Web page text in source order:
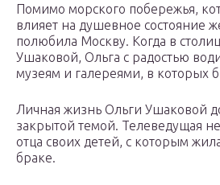
Помимо морского побережья,
влияет на душевное состояние
полюбила Москву. Когда в
Ушаковой, Ольга с радостью
музеям и галереями, в которых
Личная жизнь Ольги Ушаковой
закрытой темой. Телеведущая
отца своих детей, с которым
браке.